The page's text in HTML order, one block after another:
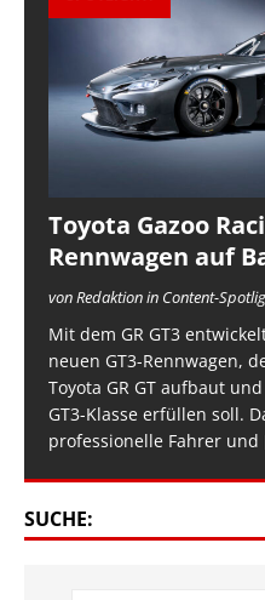
Toyota Gazoo
Rennwagen auf
von Redaktion in Content-
Mit dem GR GT3
neuen GT3-Rennwagen,
Toyota GR GT aufbaut
GT3-Klasse erfüllen soll.
professionelle Fahrer und
SUCHE: